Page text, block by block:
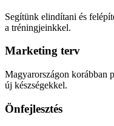
Segítünk elindítani és
a tréningjeinkkel.
Marketing terv
Magyarországon korábban
új készségekkel.
Önfejlesztés